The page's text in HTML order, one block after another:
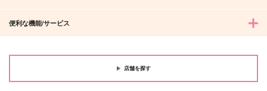
便利な機能/サービス
店舗を探す